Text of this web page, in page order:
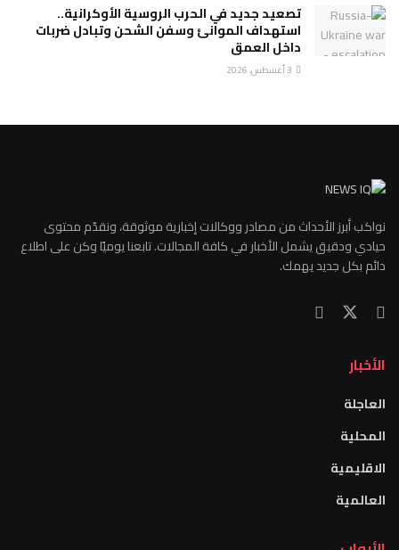
تصعيد جديد في الحرب الروسية الأوكرانية..
استهداف الموانئ وسفن الشحن وتبادل ضربات
داخل العمق
نواكب أبرز الأحداث من مصادر ووكالات إخبارية موثوقة، ونقدّم محتوى
حيادي ودقيق يشمل الأخبار في كافة المجالات. تابعنا يوميًا وكن على اطلاع
دائم بكل جديد يهمك.
الأخبار
العاجلة
المحلية
الاقليمية
العالمية